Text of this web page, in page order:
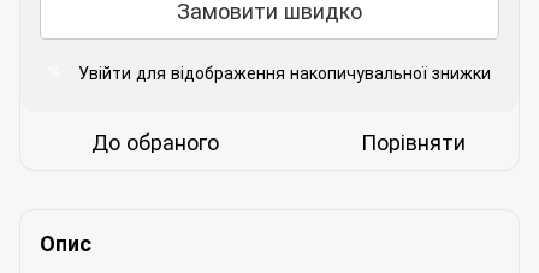
Замовити швидко
Увійти для відображення накопичувальної знижки
До обраного Порівняти
Опис